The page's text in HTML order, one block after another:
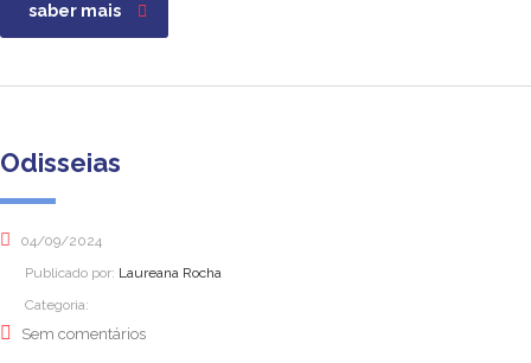
saber mais
Odisseias
04/09/2024
Publicado por: Laureana Rocha
Categoria:
Sem comentários